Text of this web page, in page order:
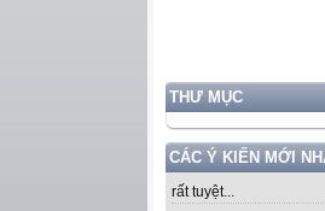
THƯ MỤC
CÁC Ý KIẾN MỚI
rất tuyệt...